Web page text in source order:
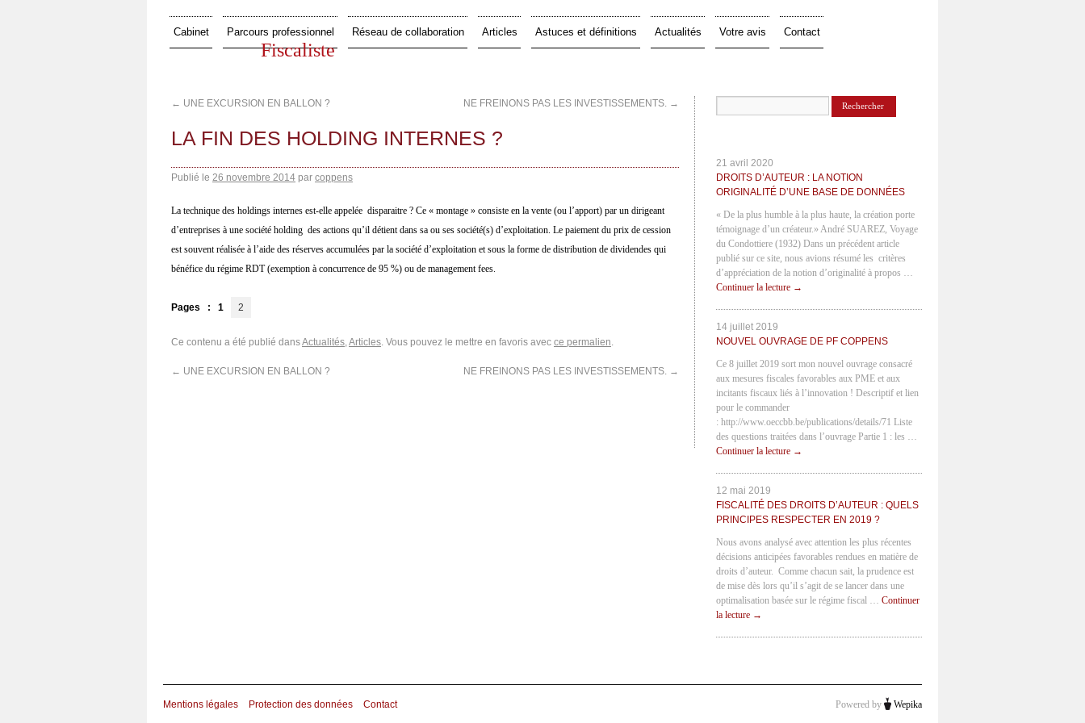
Fiscaliste
Cabinet Parcours professionnel Réseau de collaboration Articles Astuces et définitions Actualités Votre avis Contact
← UNE EXCURSION EN BALLON ? NE FREINONS PAS LES INVESTISSEMENTS. →
LA FIN DES HOLDING INTERNES ?
Publié le 26 novembre 2014 par coppens
La technique des holdings internes est-elle appelée disparaitre ? Ce « montage » consiste en la vente (ou l’apport) par un dirigeant
d’entreprises à une société holding des actions qu’il détient dans sa ou ses société(s) d’exploitation. Le paiement du prix de cession
est souvent réalisée à l’aide des réserves accumulées par la société d’exploitation et sous la forme de distribution de dividendes qui
bénéfice du régime RDT (exemption à concurrence de 95 %) ou de management fees.
Pages : 1 2
Ce contenu a été publié dansActualités,Articles. Vous pouvez le mettre en favoris avec ce permalien.
← UNE EXCURSION EN BALLON ? NE FREINONS PAS LES INVESTISSEMENTS. →
21 avril 2020
DROITS D’AUTEUR : LA NOTION
ORIGINALITÉ D’UNE BASE DE DONNÉES
« De la plus humble à la plus haute, la création porte
témoignage d’un créateur.» André SUAREZ, Voyage
du Condottiere (1932) Dans un précédent article
publié sur ce site, nous avions résumé les critères
d’appréciation de la notion d’originalité à propos …
Continuer la lecture →
14 juillet 2019
NOUVEL OUVRAGE DE PF COPPENS
Ce 8 juillet 2019 sort mon nouvel ouvrage consacré
aux mesures fiscales favorables aux PME et aux
incitants fiscaux liés à l’innovation ! Descriptif et lien
pour le commander
: http://www.oeccbb.be/publications/details/71 Liste
des questions traitées dans l’ouvrage Partie 1 : les …
Continuer la lecture →
12 mai 2019
FISCALITÉ DES DROITS D’AUTEUR : QUELS
PRINCIPES RESPECTER EN 2019 ?
Nous avons analysé avec attention les plus récentes
décisions anticipées favorables rendues en matière de
droits d’auteur. Comme chacun sait, la prudence est
de mise dès lors qu’il s’agit de se lancer dans une
optimalisation basée sur le régime fiscal …Continuer
la lecture →
Mentions légales Protection des données Contact Powered by Wepika